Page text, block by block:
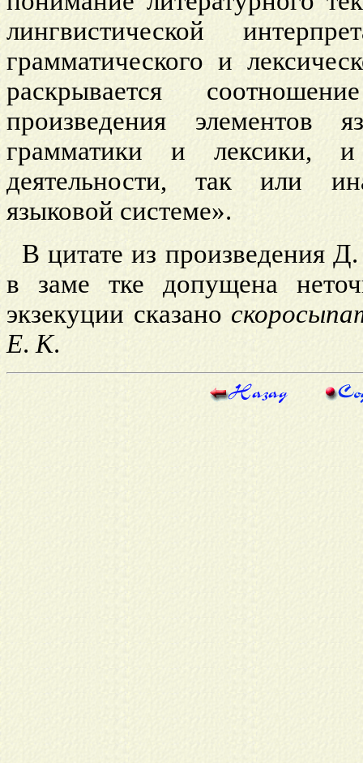
лингвистической
грамматического и
раскрывается
произведения элементов
грамматики и лексики,
деятельности, так или
языковой системе».
В цитате из произведения
в заме тке допущена
экзекуции сказано
Е.К.